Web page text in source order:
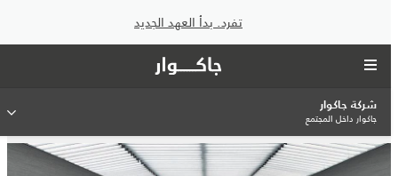
تفرد. بدأ العهد الجديد
شركة جاكوار
جاكوار داخل المجتمع